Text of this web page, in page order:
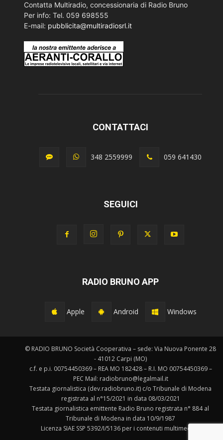
Contatta Multiradio, concessionaria di Radio Bruno
Per info: Tel. 059 698555
E-mail: pubblicita@multiradiosrl.it
CONTATTACI
348 2559999 059 641430
SEGUICI
RADIO BRUNO APP
Apple Android Windows
© RADIO BRUNO Società Cooperativa – sede: Via Nuova Ponente 28
- 41012 Carpi (MO)
c.f. e p.i. 00754450369 – REA MO 182428 – R.I. MO 00754450369 –
PEC Mail: radiobruno@legalmail.it
Testata giornalistica (dev.radiobruno.it) c/o Tribunale di Modena
registrata al n°15/2021 in data 08/03/2021
Testata giornalistica emittente Radio Bruno registrata n° 884 al
Tribunale di Modena in data 10/9/1987
Licenza SIAE SSP 5392/I/5136 per i contenuti multimediali.